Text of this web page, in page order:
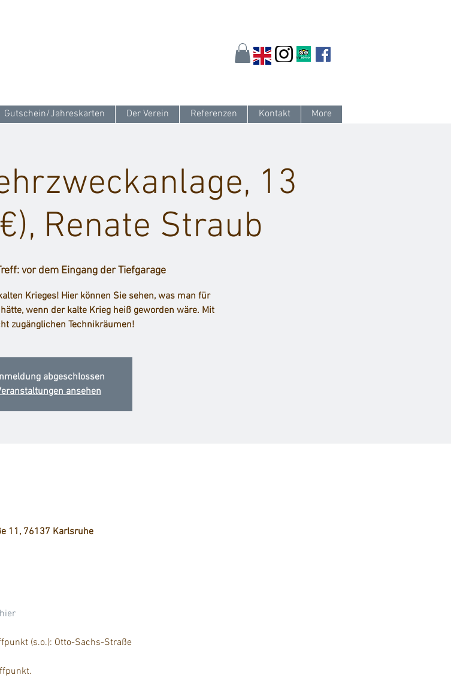
Gutschein/Jahreskarten Der Verein Referenzen Kontakt More
13
Renate Straub
vor dem Eingang der Tiefgarage
Krieges! Hier können Sie sehen, was man für
wenn der kalte Krieg heiß geworden wäre. Mit
abgeschlossen
ansehen
11, 76137 Karlsruhe
hier
(s.o.): Otto-Sachs-Straße